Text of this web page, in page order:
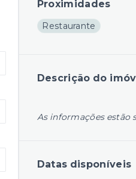
Proximidades
Restaurante
Descrição do
As informações estão
Datas disponíveis